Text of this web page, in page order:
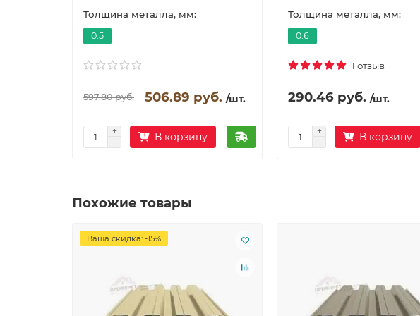
Толщина металла, мм:
0.5
597.80 руб. 506.89 руб. /шт.
В корзину
Толщина металла, мм:
0.6
1 отзыв
290.46 руб. /шт.
В корзину
Похожие товары
Ваша скидка: -15%